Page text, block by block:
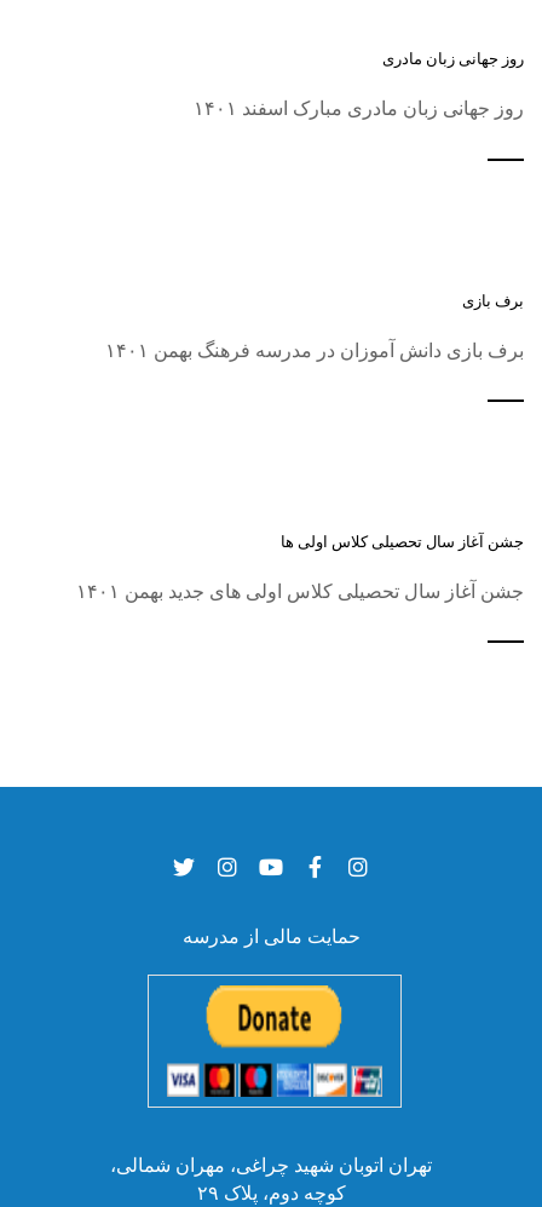
روز جهانی زبان مادری
روز جهانی زبان مادری مبارک اسفند ۱۴۰۱
برف بازی
برف بازی دانش آموزان در مدرسه فرهنگ بهمن ۱۴۰۱
جشن آغاز سال تحصیلی کلاس اولی ها
جشن آغاز سال تحصیلی کلاس اولی های جدید بهمن ۱۴۰۱
حمایت مالی از مدرسه
تهران اتوبان شهید چراغی، مهران شمالی،
کوچه دوم، پلاک ۲۹